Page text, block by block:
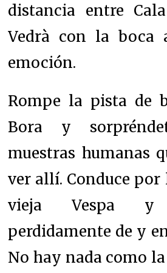
distancia entre
Vedrà con la boca
emoción.
Rompe la pista de
Bora y
muestras humanas
ver allí. Conduce
vieja Vespa y
perdidamente de y
No hay nada como